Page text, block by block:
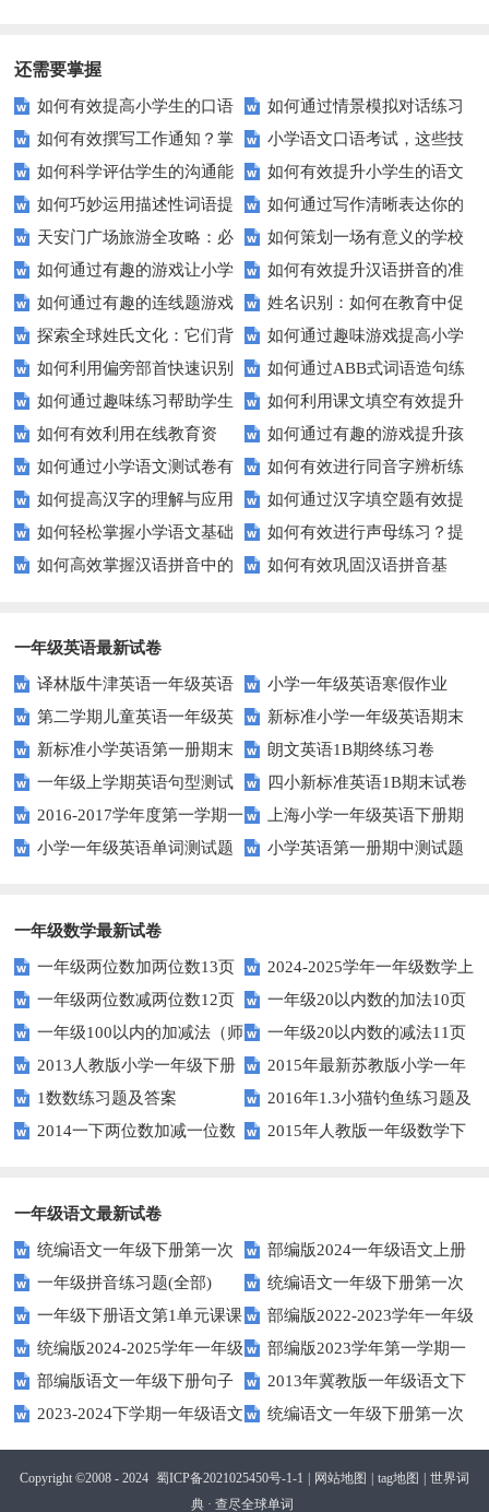
还需要掌握
如何有效提高小学生的口语
交际测试成绩？
如何通过情景模拟对话练习
提高你的沟通能力？
如何有效撰写工作通知？掌
握这些技巧让你的通知更专业！
小学语文口语考试，这些技
巧让孩子自信应考？
如何科学评估学生的沟通能
力？
如何有效提升小学生的语文
拼写能力？
如何巧妙运用描述性词语提
升教育效果？
如何通过写作清晰表达你的
愿望？
天安门广场旅游全攻略：必
看的历史与文化景点
如何策划一场有意义的学校
升旗仪式？
如何通过有趣的游戏让小学
生轻松掌握常见姓氏？
如何有效提升汉语拼音的准
确性和流利度？这里有妙招！
如何通过有趣的连线题游戏
提升孩子的逻辑思维能力？
姓名识别：如何在教育中促
进个性化学习？
探索全球姓氏文化：它们背
后隐藏的故事？
如何通过趣味游戏提高小学
生的拼音水平？
如何利用偏旁部首快速识别
汉字？
如何通过ABB式词语造句练
习提高孩子的语言表达能力？
如何通过趣味练习帮助学生
掌握反义词匹配？
如何利用课文填空有效提升
语文成绩？
如何有效利用在线教育资
源？
如何通过有趣的游戏提升孩
子的句子补全技巧？
如何通过小学语文测试卷有
效提高孩子的阅读与写作技能？
如何有效进行同音字辨析练
习？这些方法让你事半功倍！
如何提高汉字的理解与应用
能力？这里有妙招！
如何通过汉字填空题有效提
升小学生的汉字书写能力？
如何轻松掌握小学语文基础
知识？
如何有效进行声母练习？提
升发音技巧有妙招！
如何高效掌握汉语拼音中的
如何有效巩固汉语拼音基
一年级英语最新试卷
译林版牛津英语一年级英语
1AB测试卷
小学一年级英语寒假作业
第二学期儿童英语一年级英
语期末试卷
新标准小学一年级英语期末
质量检测题
新标准小学英语第一册期末
测试题
朗文英语1B期终练习卷
一年级上学期英语句型测试
题
四小新标准英语1B期末试卷
2016-2017学年度第一学期一
起一年级英语期中试卷
上海小学一年级英语下册期
中试卷
小学一年级英语单词测试题 小学英语第一册期中测试题
一年级数学最新试卷
一年级两位数加两位数13页
2024-2025学年一年级数学上
册期末素养测评卷（考试版A4
人教版）
一年级两位数减两位数12页
一年级20以内数的加法10页
一年级100以内的加减法（师
版）
一年级20以内数的减法11页
2013人教版小学一年级下册
第三单元整理与复习（一）练习
题
2015年最新苏教版小学一年
级数学下册第一次月考试卷
1数数练习题及答案
2016年1.3小猫钓鱼练习题及
答案
2014一下两位数加减一位数
2015年人教版一年级数学下
一年级语文最新试卷
统编语文一年级下册第一次
月考测试题7
部编版2024一年级语文上册
第一单元检测卷
一年级拼音练习题(全部)
统编语文一年级下册第一次
月考测试题6
一年级下册语文第1单元课课
练
部编版2022-2023学年一年级
语文下册期中复习卷
统编版2024-2025学年一年级
语文上册期末巩固测试卷
部编版2023学年第一学期一
年级语文期中综合试卷
部编版语文一年级下册句子
专项训练
2013年冀教版一年级语文下
期末测试卷及答案
2023-2024下学期一年级语文
下册期末测试卷
统编语文一年级下册第一次
月考测试题4（无答案）
Copyright ©2008 - 2024 蜀ICP备2021025450号-1-1 | 网站地图 | tag地图 | 世界词
典 · 查尽全球单词